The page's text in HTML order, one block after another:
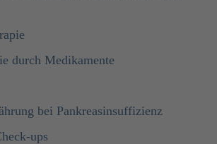
durch Medikamente
bei Pankreasinsuffizienz
ups